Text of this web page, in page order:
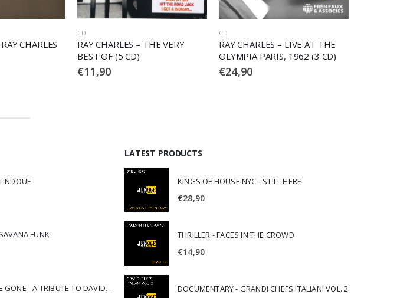
VERY
CD
RAY CHARLES – LIVE AT THE
OLYMPIA PARIS, 1962 (3 CD)
€24,90
CD
RAY CHARLES – GENIUS LOVES
COMPANY
€9,90
FUNK
AAVV LONG TIME GONE - A TRIBUTE TO DAVID CROSBY
LATEST PRODUCTS
KINGS OF HOUSE NYC - STILL HERE
€28,90
THRILLER - FACES IN THE CROWD
€14,90
DOCUMENTARY - GRANDI CHEFS ITALIANI VOL. 2